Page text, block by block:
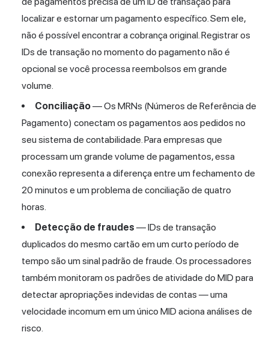
localizar e estornar um pagamento específico. Sem ele,
não é possível encontrar a cobrança original. Registrar os
IDs de transação no momento do pagamento não é
opcional se você processa reembolsos em grande
volume.
Conciliação— Os MRNs (Números de Referência de
Pagamento) conectam os pagamentos aos pedidos no
seu sistema de contabilidade. Para empresas que
processam um grande volume de pagamentos, essa
conexão representa a diferença entre um fechamento de
20 minutos e um problema de conciliação de quatro
horas.
Detecção de fraudes — IDs de transação
duplicados do mesmo cartão em um curto período de
tempo são um sinal padrão de fraude. Os processadores
também monitoram os padrões de atividade do MID para
detectar apropriações indevidas de contas — uma
velocidade incomum em um único MID aciona análises de
risco.